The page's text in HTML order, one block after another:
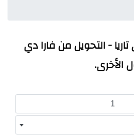
- التحويل من فارا دي
الأخرى.